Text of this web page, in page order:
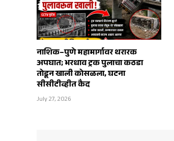
नाशिक–पुणे महामार्गावर थरारक
अपघात; भरधाव ट्रक पुलाचा कठडा
तोडून खाली कोसळला, घटना
सीसीटीव्हीत कैद
July 27, 2026